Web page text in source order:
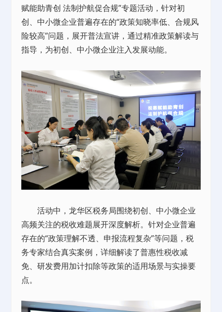
赋能助青创 法制护航促合规”专题活动，针对初
创、中小微企业普遍存在的“政策知晓率低、合规风
险较高”问题，展开普法宣讲，通过精准政策解读与
指导，为初创、中小微企业注入发展动能。
活动中，龙华区税务局围绕初创、中小微企业
高频关注的税收难题展开深度解析。针对企业普遍
存在的“政策理解不透、申报流程复杂”等问题，税
务专家结合真实案例，详细解读了普惠性税收减
免、研发费用加计扣除等政策的适用场景与实操要
点。